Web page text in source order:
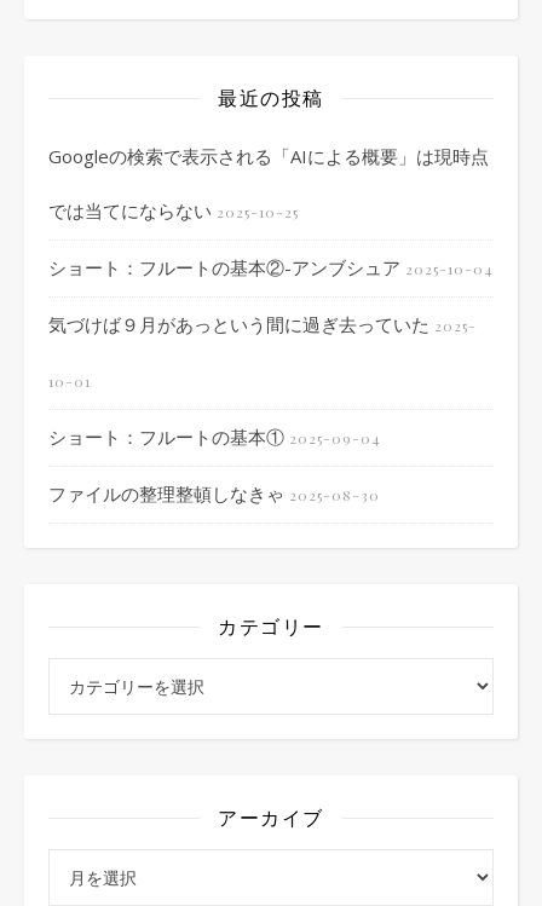
最近の投稿
Googleの検索で表示される「AIによる概要」は現時点
では当てにならない 2025-10-25
ショート：フルートの基本②-アンブシュア 2025-10-04
気づけば９月があっという間に過ぎ去っていた 2025-
10-01
ショート：フルートの基本① 2025-09-04
ファイルの整理整頓しなきゃ 2025-08-30
カテゴリー
アーカイブ